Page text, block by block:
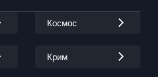
Космос
Крим